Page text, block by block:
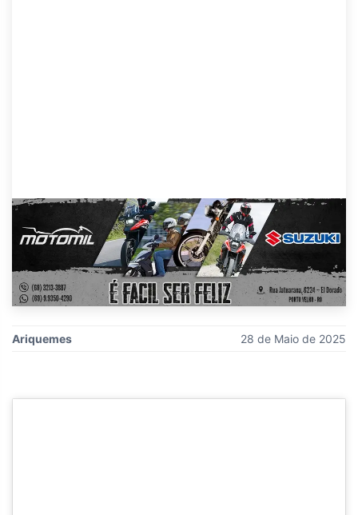
Ariquemes 28 de Maio de 2025